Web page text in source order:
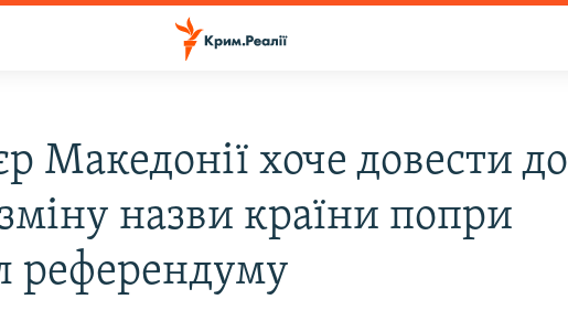
Македонії хоче довести до
назви країни попри
референдуму